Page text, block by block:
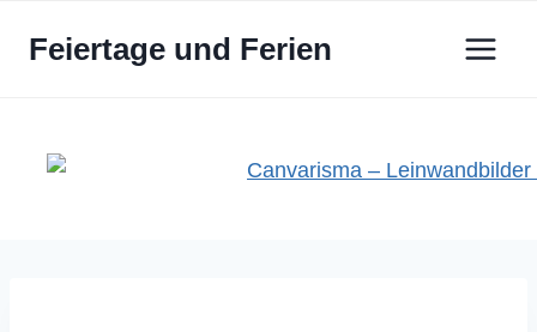
InhaltFeiertage und Ferien